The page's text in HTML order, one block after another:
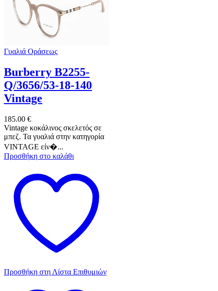
Γυαλιά Οράσεως
Burberry B2255-
Q/3656/53-18-140
Vintage
185.00 €
Vintage κοκάλινος σκελετός σε
μπεζ. Τα γυαλιά στην κατηγορία
VINTAGE είν�...
Προσθήκη στο καλάθι
Προσθήκη στη Λίστα Επιθυμιών